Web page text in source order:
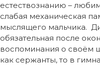
естествознанию –
слабая механическая
мыслящего мальчика.
обязательная после
воспоминания о своём
как сержанты, то в